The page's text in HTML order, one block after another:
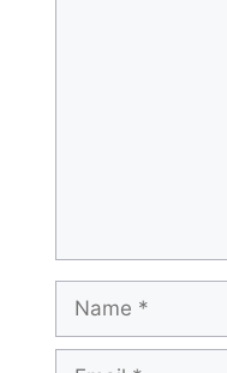
Name
Email